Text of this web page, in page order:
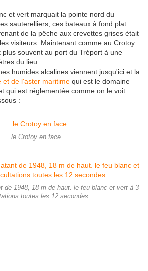
et vert marquait la pointe nord du
sauterelliers, ces bateaux à fond plat
de la pêche aux crevettes grises était
visiteurs. Maintenant comme au Crotoy
plus souvent au port du Tréport à une
du lieu.
humides alcalines viennent jusqu'ici et la
et de l'aster maritime qui est le domaine
qui est réglementée comme on le voit
:
le Crotoy en face
de 1948, 18 m de haut. le feu blanc et vert à 3
toutes les 12 secondes